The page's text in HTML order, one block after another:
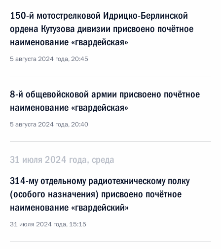
150-й мотострелковой Идрицко-Берлинской
ордена Кутузова дивизии присвоено почётное
наименование «гвардейская»
5 августа 2024 года, 20:45
8-й общевойсковой армии присвоено почётное
наименование «гвардейская»
5 августа 2024 года, 20:40
31 июля 2024 года, среда
314-му отдельному радиотехническому полку
(особого назначения) присвоено почётное
наименование «гвардейский»
31 июля 2024 года, 15:15